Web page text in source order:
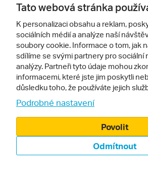
Doporučujeme
Recenze hotelů
Rady na cestu
Cestovní kanceláře
Zájazdy.sk
Pro
Mobilní
Tato webová stránka
K personalizaci obsahu a reklam,
sociálních médií a analýze naší
soubory cookie. Informace o tom, jak
sdílíme se svými partnery pro sociální
analýzy. Partneři tyto údaje mohou
informacemi, které jste jim poskytli
důsledku toho, že používáte jejich
Podrobné nastavení
Odmítnout
Povolit